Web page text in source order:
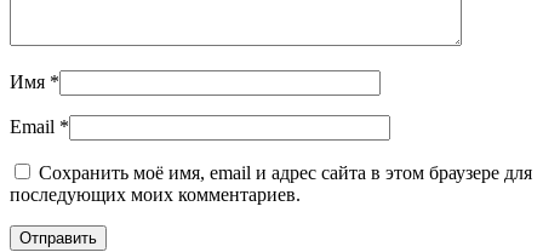
Имя *
Email *
Сохранить моё имя, email и адрес сайта в этом браузере для
последующих моих комментариев.